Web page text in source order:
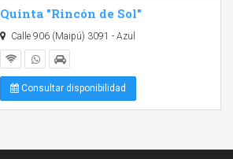
Quinta "Rincón de Sol"
Calle 906 (Maipú) 3091 - Azul
Consultar disponibilidad